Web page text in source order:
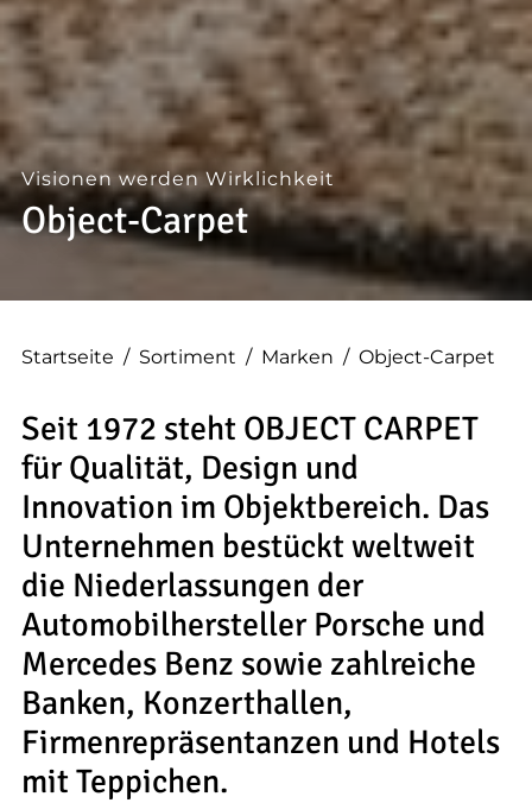
Visionen werden Wirklichkeit
Object-Carpet
Startseite / Sortiment / Marken / Object-Carpet
Seit 1972 steht OBJECT CARPET
für Qualität, Design und
Innovation im Objektbereich. Das
Unternehmen bestückt weltweit
die Niederlassungen der
Automobilhersteller Porsche und
Mercedes Benz sowie zahlreiche
Banken, Konzerthallen,
Firmenrepräsentanzen und Hotels
mit Teppichen.